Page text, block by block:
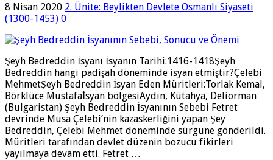
8 Nisan 2020 2. Ünite: Beylikten Devlete Osmanlı Siyaseti
(1300-1453) 0
Şeyh Bedreddin İsyanı İsyanın Tarihi:1416-1418Şeyh
Bedreddin hangi padişah döneminde isyan etmiştir?Çelebi
MehmetŞeyh Bedreddin İsyan Eden Müritleri:Torlak Kemal,
Börklüce Mustafaİsyan bölgesiAydın, Kütahya, Deliorman
(Bulgaristan) Şeyh Bedreddin İsyanının Sebebi Fetret
devrinde Musa Çelebi’nin kazaskerliğini yapan Şey
Bedreddin, Çelebi Mehmet döneminde sürgüne gönderildi.
Müritleri tarafından devlet düzenin bozucu fikirleri
yayılmaya devam etti. Fetret …